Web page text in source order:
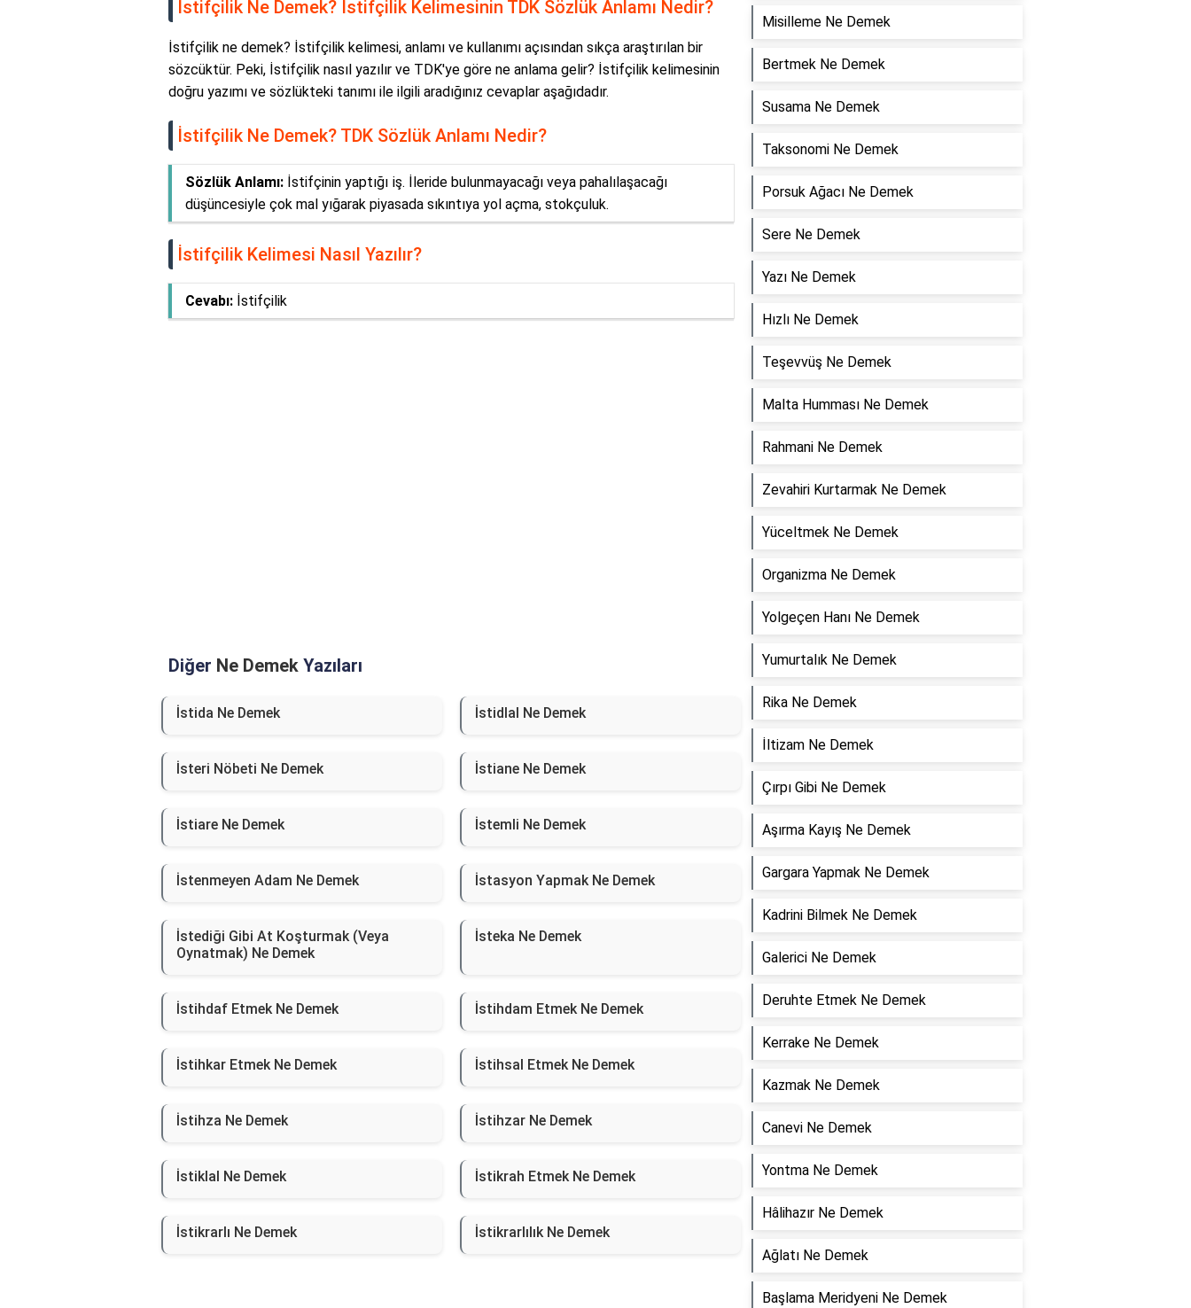
İstifçilik Ne Demek? İstifçilik Kelimesinin TDK Sözlük Anlamı Nedir?
İstifçilik ne demek? İstifçilik kelimesi, anlamı ve kullanımı açısından sıkça araştırılan bir
sözcüktür. Peki, İstifçilik nasıl yazılır ve TDK'ye göre ne anlama gelir? İstifçilik kelimesinin
doğru yazımı ve sözlükteki tanımı ile ilgili aradığınız cevaplar aşağıdadır.
İstifçilik Ne Demek? TDK Sözlük Anlamı Nedir?
Sözlük Anlamı: İstifçinin yaptığı i̇ş. İleride bulunmayacağı veya pahalılaşacağı
düşüncesiyle çok mal yığarak piyasada sıkıntıya yol açma, stokçuluk.
İstifçilik Kelimesi Nasıl Yazılır?
Cevabı: İstifçilik
Diğer Ne Demek Yazıları
İstida Ne Demek İstidlal Ne Demek
İsteri Nöbeti Ne Demek İstiane Ne Demek
İstiare Ne Demek İstemli Ne Demek
İstenmeyen Adam Ne Demek İstasyon Yapmak Ne Demek
İstediği Gibi At Koşturmak (Veya
Oynatmak) Ne Demek
İsteka Ne Demek
İstihdaf Etmek Ne Demek İstihdam Etmek Ne Demek
İstihkar Etmek Ne Demek İstihsal Etmek Ne Demek
İstihza Ne Demek İstihzar Ne Demek
İstiklal Ne Demek İstikrah Etmek Ne Demek
İstikrarlı Ne Demek İstikrarlılık Ne Demek
Misilleme Ne Demek
Bertmek Ne Demek
Susama Ne Demek
Taksonomi Ne Demek
Porsuk Ağacı Ne Demek
Sere Ne Demek
Yazı Ne Demek
Hızlı Ne Demek
Teşevvüş Ne Demek
Malta Humması Ne Demek
Rahmani Ne Demek
Zevahiri Kurtarmak Ne Demek
Yüceltmek Ne Demek
Organizma Ne Demek
Yolgeçen Hanı Ne Demek
Yumurtalık Ne Demek
Rika Ne Demek
İltizam Ne Demek
Çırpı Gibi Ne Demek
Aşırma Kayış Ne Demek
Gargara Yapmak Ne Demek
Kadrini Bilmek Ne Demek
Galerici Ne Demek
Deruhte Etmek Ne Demek
Kerrake Ne Demek
Kazmak Ne Demek
Canevi Ne Demek
Yontma Ne Demek
Hâlihazır Ne Demek
Ağlatı Ne Demek
Başlama Meridyeni Ne Demek